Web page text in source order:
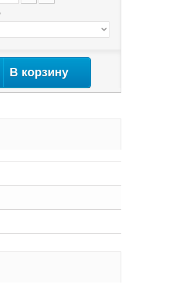
В корзину